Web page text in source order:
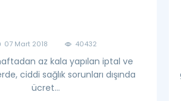
07 Mart 2018 40432
az kala yapılan iptal ve
ciddi sağlık sorunları dışında
ücret...